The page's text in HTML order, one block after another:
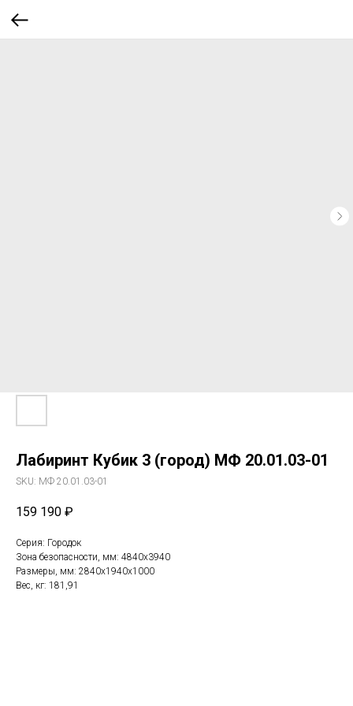
Лабиринт Кубик 3 (город) МФ 20.01.03-01
SKU: МФ 20.01.03-01
159 190 ₽
Серия: Городок
Зона безопасности, мм: 4840х3940
Размеры, мм: 2840х1940х1000
Вес, кг: 181,91